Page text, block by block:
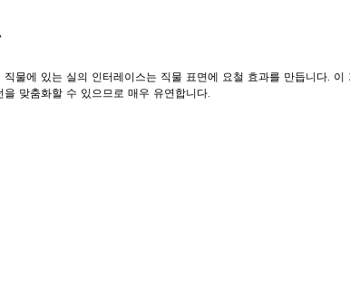
물에 있는 실의 인터레이스는 직물 표면에 요철 효과를 만듭니다.
맞춤화할 수 있으므로 매우 유연합니다.